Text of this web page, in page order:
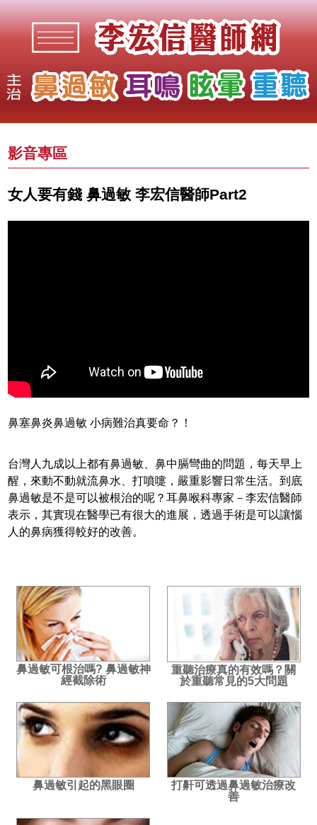
影音專區
女人要有錢 鼻過敏 李宏信醫師Part2
鼻塞鼻炎鼻過敏 小病難治真要命？！
台灣人九成以上都有鼻過敏、鼻中膈彎曲的問題，每天早上
醒，來動不動就流鼻水、打噴嚏­，嚴重影響日常生活。到底
鼻過敏是不是可以被根治的呢？耳鼻喉科專家－李宏信醫師
表示­，其實現在醫學已有很大的進展，透過手術是可以讓惱
人的鼻病獲得較好的改善。
鼻過敏可根治嗎? 鼻過敏神
經截除術
重聽治療真的有效嗎？關
於重聽常見的5大問題
鼻過敏引起的黑眼圈
打鼾可透過鼻過敏治療改
善